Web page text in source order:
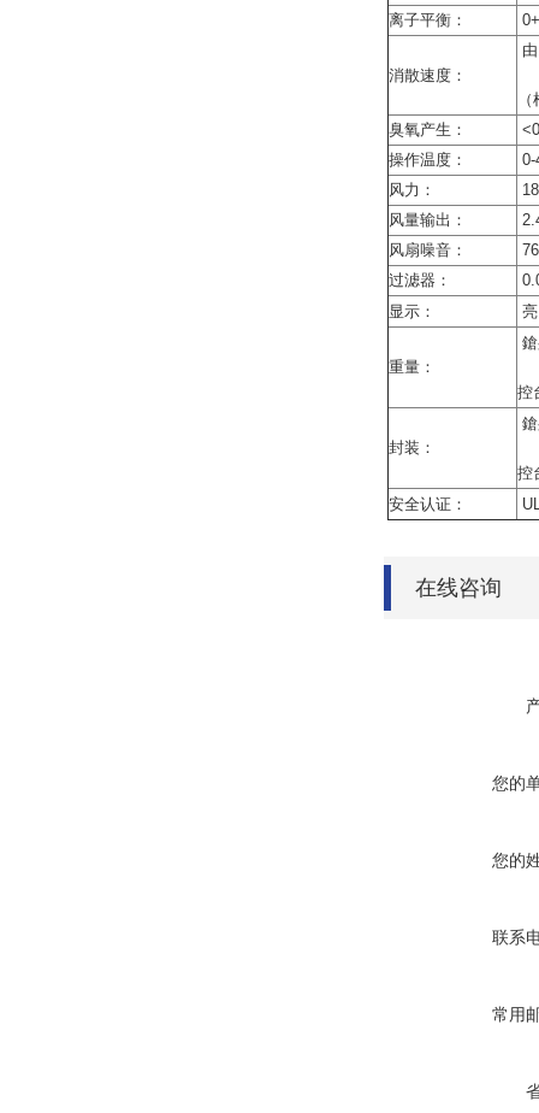
离子平衡：
消散速度：
臭氧产生：
操作温度：
0-
风力：
风量输出：
风扇噪音：
过滤器：
显示：
重量：
控
封装：
控
安全认证：
在线咨询
您的
您的
联系
常用